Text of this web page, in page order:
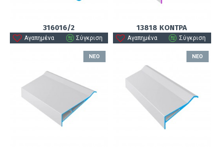
316016/2
Αγαπημένα Σύγκριση
13818 ΚΟΝΤΡΑ
Αγαπημένα Σύγκριση
ΝΈΟ ΝΈΟ